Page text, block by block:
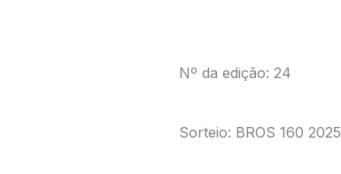
Nº da edição: 24
Sorteio: BROS 160 2025